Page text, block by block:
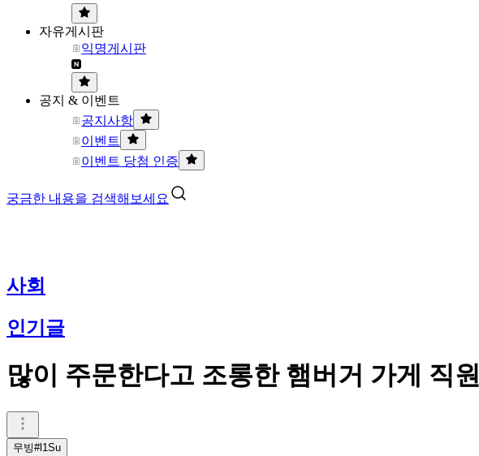
자유게시판
익명게시판
공지 & 이벤트
공지사항
이벤트
이벤트 당첨 인증
궁금한 내용을 검색해보세요
사회
인기글
많이 주문한다고 조롱한 햄버거 가게 직원
무빙#l1Su